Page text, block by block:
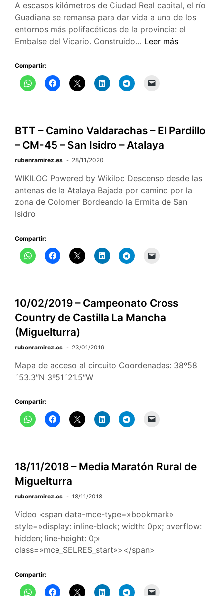
A escasos kilómetros de Ciudad Real capital, el río
Guadiana se remansa para dar vida a uno de los
entornos más polifacéticos de la provincia: el
Embalse del Vicario. Construido… Embalse
Historia
un
paso
Real
Leer más
Compartir:
BTT – Camino Valdarachas – El Pardillo
– CM-45 – San Isidro – Atalaya
rubenramirez.es 28/11/2020
WIKILOC Powered by Wikiloc Descenso desde las
antenas de la Atalaya Bajada por camino por la
zona de Colomer Bordeando la Ermita de San
Isidro
Compartir:
10/02/2019 – Campeonato Cross
Country de Castilla La Mancha
(Miguelturra)
rubenramirez.es 23/01/2019
Mapa de acceso al circuito Coordenadas: 38º58
´53.3″N 3º51´21.5″W
Compartir:
18/11/2018 – Media Maratón Rural de
Miguelturra
rubenramirez.es 18/11/2018
Vídeo <span data-mce-type=»bookmark»
style=»display: inline-block; width: 0px; overflow:
hidden; line-height: 0;»
class=»mce_SELRES_start»></span>
Compartir: